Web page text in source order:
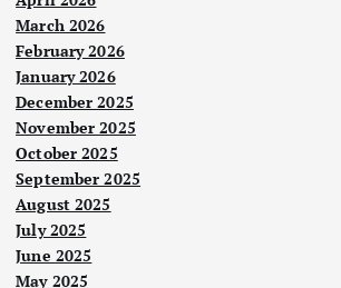
March 2026
February 2026
January 2026
December 2025
November 2025
October 2025
September 2025
August 2025
July 2025
June 2025
May 2025